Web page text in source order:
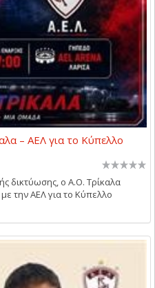
– ΑΕΛ για το Κύπελλο
δικτύωσης, ο Α.Ο. Τρίκαλα
την ΑΕΛ για το Κύπελλο